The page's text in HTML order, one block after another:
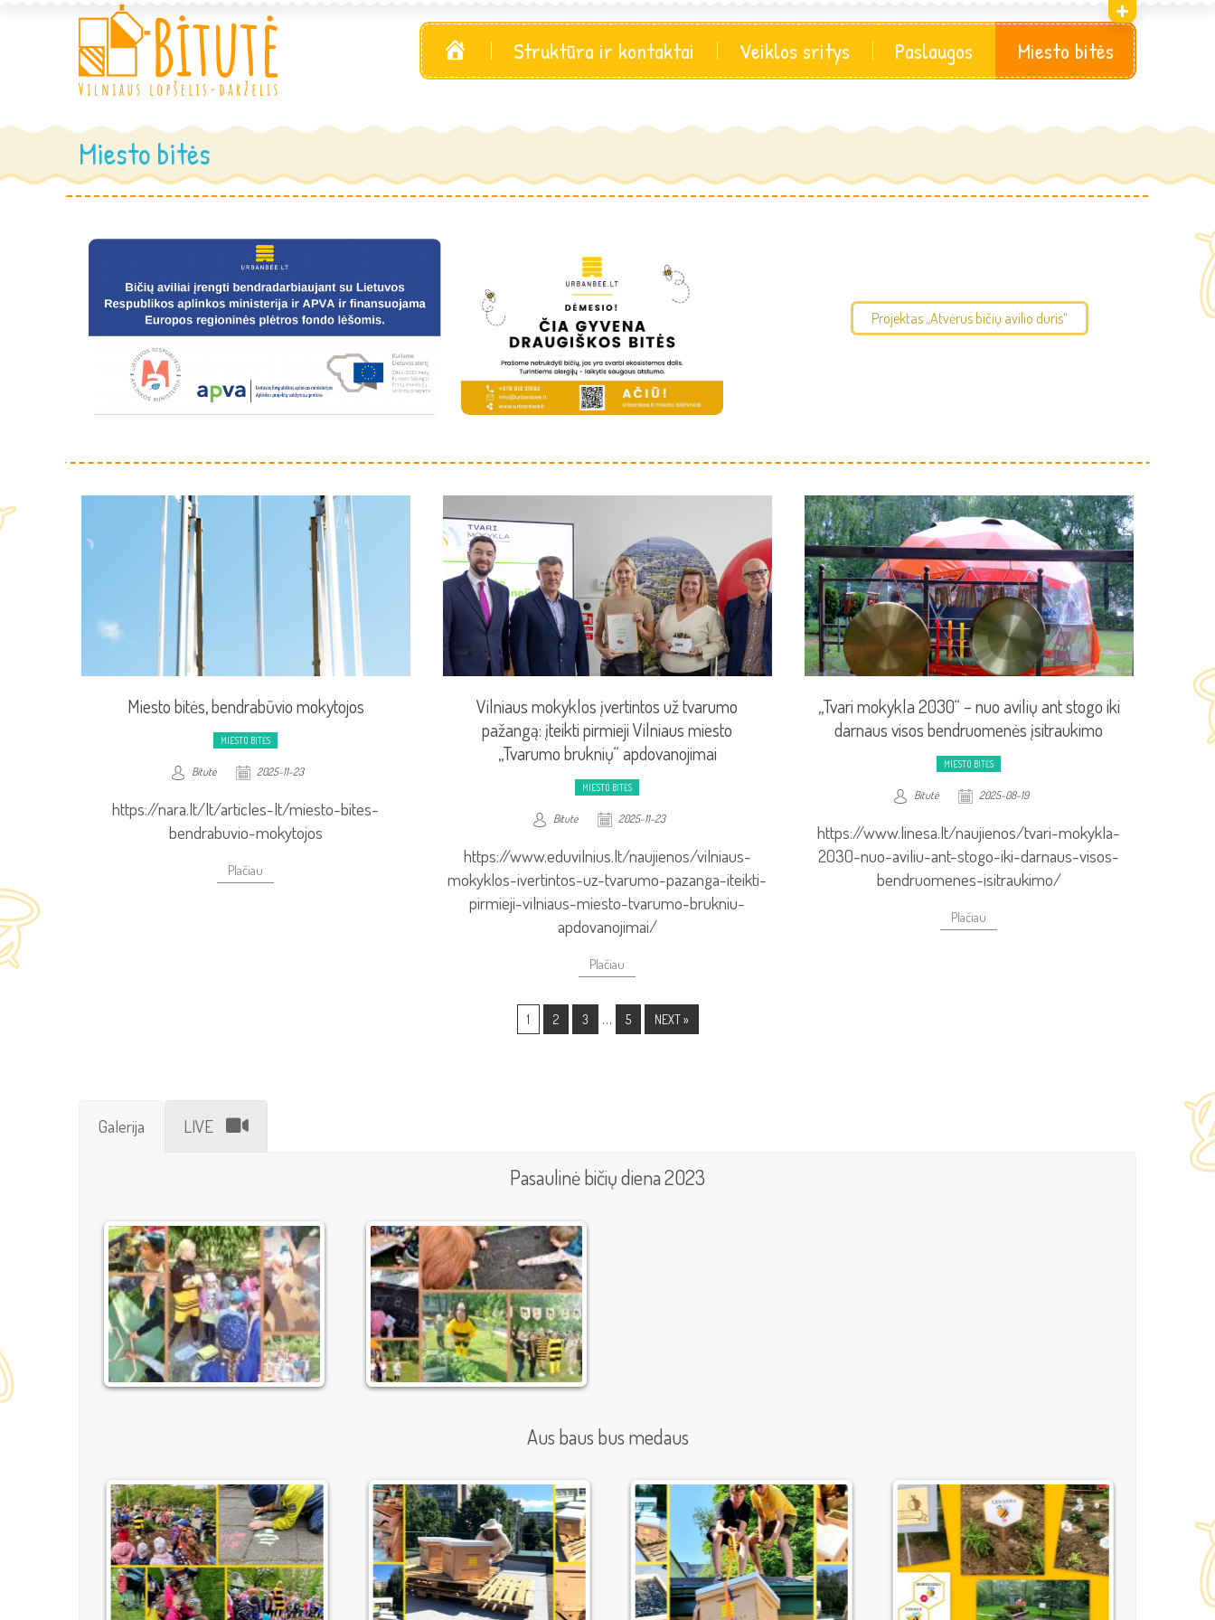
Pagrindinis
Struktūra ir kontaktai Veiklos sritys Paslaugos Miesto bitės
Miesto bitės
Projektas „Atvėrus bičių avilio duris“
Miesto bitės, bendrabūvio mokytojos
MIESTO BITĖS
Bitutė 2025-11-23
https://nara.lt/lt/articles-lt/miesto-bites-
bendrabuvio-mokytojos
Plačiau
Vilniaus mokyklos įvertintos už tvarumo
pažangą: įteikti pirmieji Vilniaus miesto
„Tvarumo bruknių“ apdovanojimai
MIESTO BITĖS
Bitutė 2025-11-23
https://www.eduvilnius.lt/naujienos/vilniaus-
mokyklos-ivertintos-uz-tvarumo-pazanga-iteikti-
pirmieji-vilniaus-miesto-tvarumo-brukniu-
apdovanojimai/
Plačiau
„Tvari mokykla 2030“ – nuo avilių ant stogo iki
darnaus visos bendruomenės įsitraukimo
MIESTO BITĖS
Bitutė 2025-08-19
https://www.linesa.lt/naujienos/tvari-mokykla-
2030-nuo-aviliu-ant-stogo-iki-darnaus-visos-
bendruomenes-isitraukimo/
Plačiau
1 2 3 … 5 NEXT »
Galerija LIVE
Pasaulinė bičių diena 2023
Aus baus bus medaus